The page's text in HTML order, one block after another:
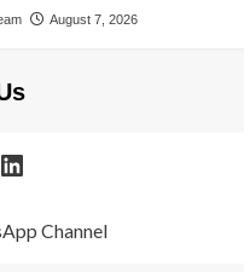
August 7, 2026
LinkedIn
Channel